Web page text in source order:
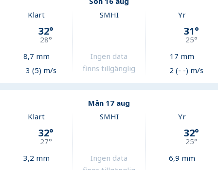
Klart
32°
28°
8,7 mm
3 (5) m/s
SMHI
Ingen data
finns tillgänglig
Yr
31°
25°
17 mm
2 (- -) m/s
Mån 17 aug
Klart
32°
27°
3,2 mm
SMHI
Ingen data
Yr
32°
25°
6,9 mm